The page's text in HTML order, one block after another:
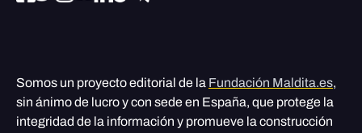
Somos un proyecto editorial de la Fundación Maldita.es,
sin ánimo de lucro y con sede en España, que protege la
integridad de la información y promueve la construcción